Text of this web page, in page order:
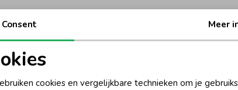
cookies
Consent Meer
cookies en vergelijkbare technieken om je